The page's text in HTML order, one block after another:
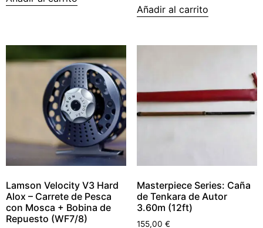
Añadir al carrito
Lamson Velocity V3 Hard
Alox – Carrete de Pesca
con Mosca + Bobina de
Repuesto (WF7/8)
Masterpiece Series: Caña
de Tenkara de Autor
3.60m (12ft)
155,00 €